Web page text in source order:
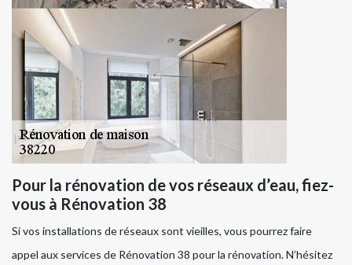
Pour la rénovation de vos réseaux d’eau, fiez-
vous à Rénovation 38
Si vos installations de réseaux sont vieilles, vous pourrez faire
appel aux services de Rénovation 38 pour la rénovation. N’hésitez